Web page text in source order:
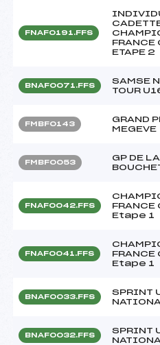
FNAF0191.FFS
FRANCE
ETAPE 2
BNAF0071.FFS
SAMSE
TOUR
FMBF0143
GRAND
MEGEVE
FMBF0053
GP DE
FNAF0042.FFS
FRANCE
Etape 1
FNAF0041.FFS
FRANCE
Etape 1
BNAF0033.FFS
SPRINT
BNAF0032.FFS
SPRINT